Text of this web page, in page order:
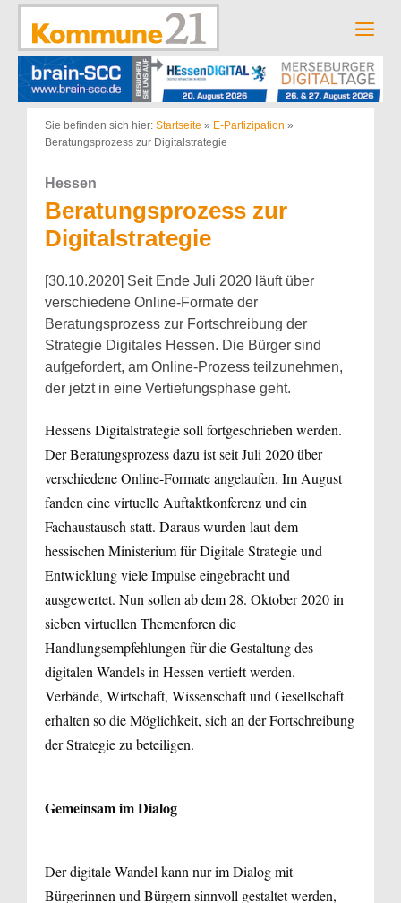
Zum
springen
Sie befinden sich hier: Startseite » E-Partizipation »
Beratungsprozess zur Digitalstrategie
Hessen
Beratungsprozess zur
Digitalstrategie
[30.10.2020] Seit Ende Juli 2020 läuft über
verschiedene Online-Formate der
Beratungsprozess zur Fortschreibung der
Strategie Digitales Hessen. Die Bürger sind
aufgefordert, am Online-Prozess teilzunehmen,
der jetzt in eine Vertiefungsphase geht.
Hessens Digitalstrategie soll fortgeschrieben werden.
Der Beratungsprozess dazu ist seit Juli 2020 über
verschiedene Online-Formate angelaufen. Im August
fanden eine virtuelle Auftaktkonferenz und ein
Fachaustausch statt. Daraus wurden laut dem
hessischen Ministerium für Digitale Strategie und
Entwicklung viele Impulse eingebracht und
ausgewertet. Nun sollen ab dem 28. Oktober 2020 in
sieben virtuellen Themenforen die
Handlungsempfehlungen für die Gestaltung des
digitalen Wandels in Hessen vertieft werden.
Verbände, Wirtschaft, Wissenschaft und Gesellschaft
erhalten so die Möglichkeit, sich an der Fortschreibung
der Strategie zu beteiligen.
Gemeinsam im Dialog
Der digitale Wandel kann nur im Dialog mit
Bürgerinnen und Bürgern sinnvoll gestaltet werden,